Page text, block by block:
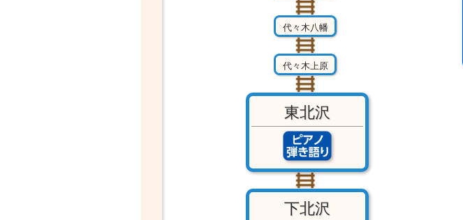
代々木八幡
代々木上原
東北沢
下北沢